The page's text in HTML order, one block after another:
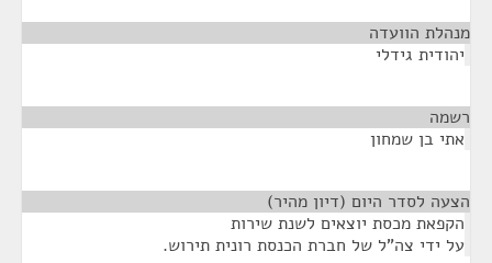
מנהלת הוועדה
יהודית גידלי
רשמה
אתי בן שמחון
הצעה לסדר היום (דיון מהיר)
הקפאת מכסת יוצאים לשנת שירות
על ידי צה"ל של חברת הכנסת רונית תירוש.